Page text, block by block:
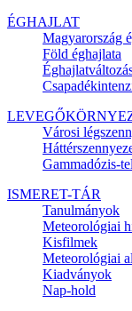
ÉGHAJLAT
Magyarország
Föld éghajlata
Városi
Gammadózis-
ISMERET-TÁR
Tanulmányok
Meteorológiai
Kisfilmek
Meteorológiai
Kiadványok
Nap-hold